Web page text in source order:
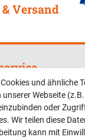
Versand
und ähnliche
unserer Webseite
oder
Wir teilen diese
kann mit